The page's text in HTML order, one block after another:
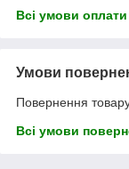
Всі умови оплати
Умови
Повернення
Всі умови